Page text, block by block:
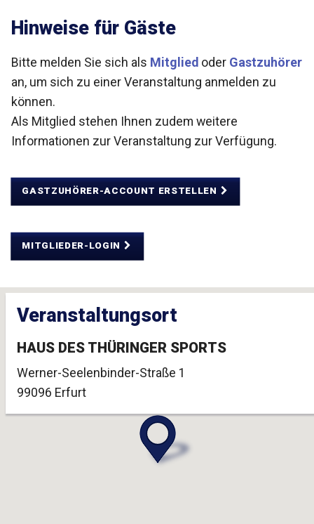
Hinweise für Gäste
Bitte melden Sie sich als Mitglied oder Gastzuhörer
an, um sich zu einer Veranstaltung anmelden zu
können.
Als Mitglied stehen Ihnen zudem weitere
Informationen zur Veranstaltung zur Verfügung.
GASTZUHÖRER-ACCOUNT ERSTELLEN
MITGLIEDER-LOGIN
Veranstaltungsort
HAUS DES THÜRINGER SPORTS
Werner-Seelenbinder-Straße 1
99096 Erfurt